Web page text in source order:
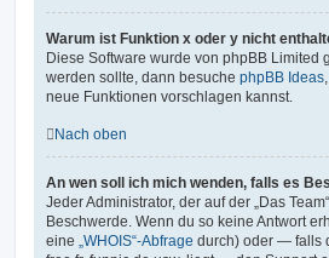
Warum ist Funktion x oder y nicht
Diese Software wurde von phpBB Limited
werden sollte, dann besuche phpBB Ideas
neue Funktionen vorschlagen kannst.
Nach oben
An wen soll ich mich wenden, falls es
Jeder Administrator, der auf der „Das
Beschwerde. Wenn du so keine Antwort
eine „WHOIS“-Abfrage durch) oder — falls